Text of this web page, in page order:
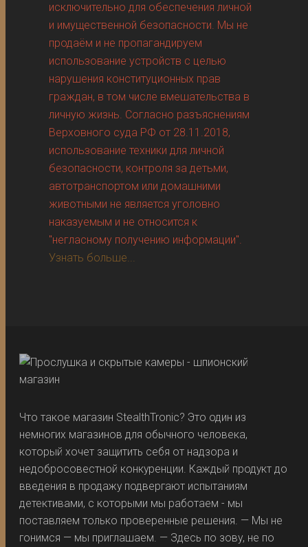
исключительно для обеспечения личной
и имущественной безопасности. Мы не
продаём и не пропагандируем
использование устройств с целью
нарушения конституционных прав
граждан, в том числе вмешательства в
личную жизнь. Согласно разъяснениям
Верховного суда РФ от 28.11.2018,
использование техники для личной
безопасности, контроля за детьми,
автотранспортом или домашними
животными не является уголовно
наказуемым и не относится к
"негласному получению информации".
Узнать больше...
Что такое магазин StealthTronic? Это один из
немногих магазинов для обычного человека,
который хочет защитить себя от надзора и
недобросовестной конкуренции. Каждый продукт до
введения в продажу подвергают испытаниям
детективами, с которыми мы работаем - мы
поставляем только проверенные решения. — Мы не
гонимся — мы приглашаем. — Здесь по зову, не по